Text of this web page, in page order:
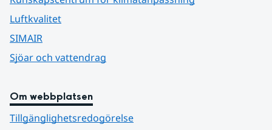
Luftkvalitet
SIMAIR
Sjöar och vattendrag
Om webbplatsen
Tillgänglighetsredogörelse